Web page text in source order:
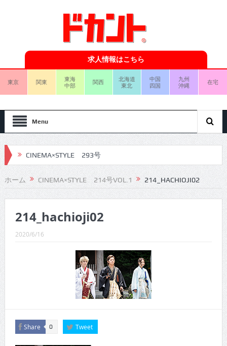
求人情報はこちら
東京 関東
東海
中部
関西
北海道
東北
中国
四国
九州
沖縄
在宅
Menu
CINEMA×STYLE 293号
CINEMA×STYLE 292号
CINEMA×STYLE 291号
CINEMA×STYLE 290号
CINEMA×STYLE 289号
CINEMA×STYLE 288号
CINEMA×STYLE 287号
CINEMA×STYLE 286号
CINEMA×STYLE 294号
ホーム CINEMA×STYLE 214号VOL.1 214_HACHIOJI02
214_hachioji02
2020/6/16
Share 0 Tweet